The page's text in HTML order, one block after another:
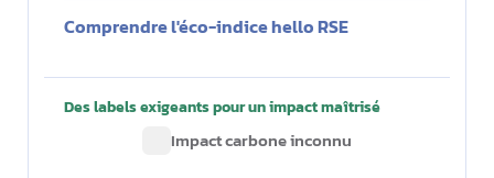
Comprendre l'éco-indice hello RSE
Des labels exigeants pour un impact maîtrisé
Impact carbone inconnu